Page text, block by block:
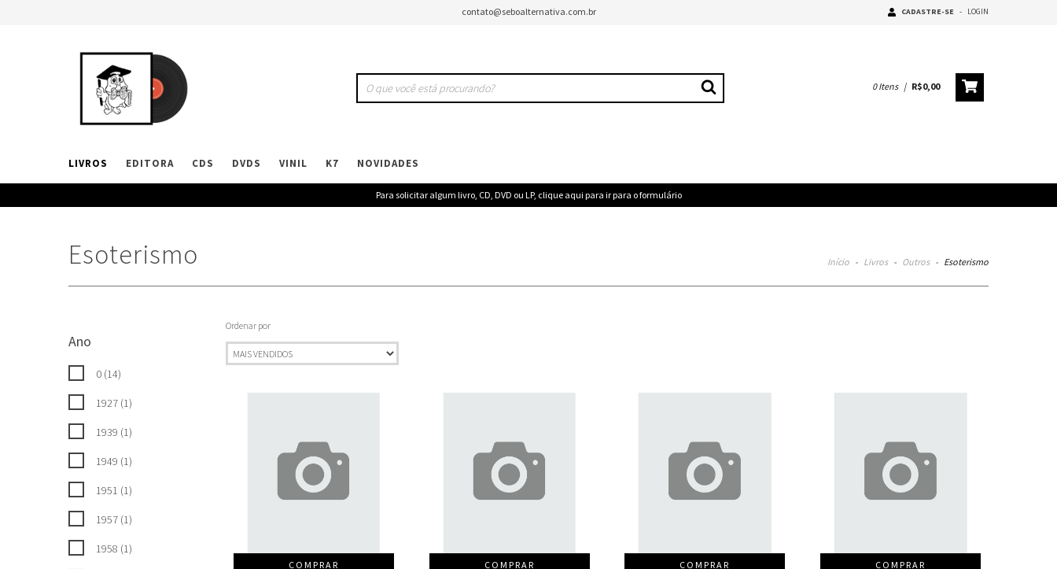
contato@seboalternativa.com.br CADASTRE-SE - LOGIN
0Itens | R$0,00
LIVROS EDITORA CDS DVDS VINIL K7 NOVIDADES
Para solicitar algum livro, CD, DVD ou LP, clique aqui para ir para o formulário
Esoterismo Início - Livros - Outros - Esoterismo
Ano
0 (14)
1927 (1)
1939 (1)
1949 (1)
1951 (1)
1957 (1)
1958 (1)
Ordenar por
COMPRAR COMPRAR COMPRAR COMPRAR